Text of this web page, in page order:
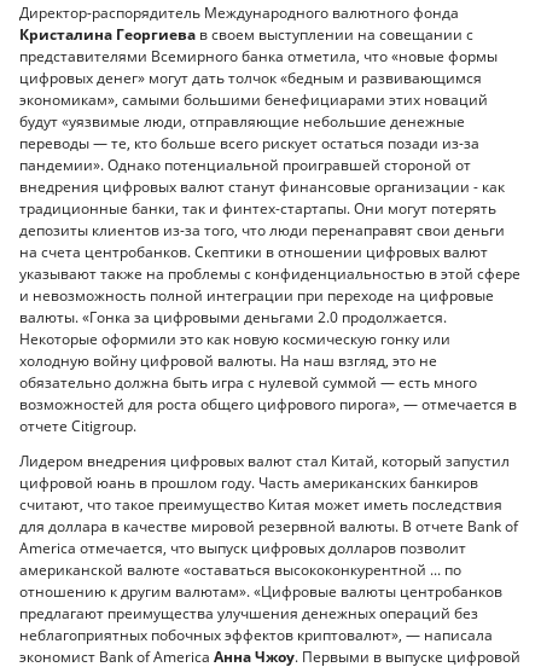
Директор-распорядитель Международного валютного фонда
Кристалина Георгиева в своем выступлении на совещании с
представителями Всемирного банка отметила, что «новые формы
цифровых денег» могут дать толчок «бедным и развивающимся
экономикам», самыми большими бенефициарами этих новаций
будут «уязвимые люди, отправляющие небольшие денежные
переводы — те, кто больше всего рискует остаться позади из-за
пандемии». Однако потенциальной проигравшей стороной от
внедрения цифровых валют станут финансовые организации - как
традиционные банки, так и финтех-стартапы. Они могут потерять
депозиты клиентов из-за того, что люди перенаправят свои деньги
на счета центробанков. Скептики в отношении цифровых валют
указывают также на проблемы с конфиденциальностью в этой сфере
и невозможность полной интеграции при переходе на цифровые
валюты. «Гонка за цифровыми деньгами 2.0 продолжается.
Некоторые оформили это как новую космическую гонку или
холодную войну цифровой валюты. На наш взгляд, это не
обязательно должна быть игра с нулевой суммой — есть много
возможностей для роста общего цифрового пирога», — отмечается в
отчете Citigroup.
Лидером внедрения цифровых валют стал Китай, который запустил
цифровой юань в прошлом году. Часть американских банкиров
считают, что такое преимущество Китая может иметь последствия
для доллара в качестве мировой резервной валюты. В отчете Bank of
America отмечается, что выпуск цифровых долларов позволит
американской валюте «оставаться высококонкурентной ... по
отношению к другим валютам». «Цифровые валюты центробанков
предлагают преимущества улучшения денежных операций без
неблагоприятных побочных эффектов криптовалют», — написала
экономист Bank of America Анна Чжоу. Первыми в выпуске цифровой